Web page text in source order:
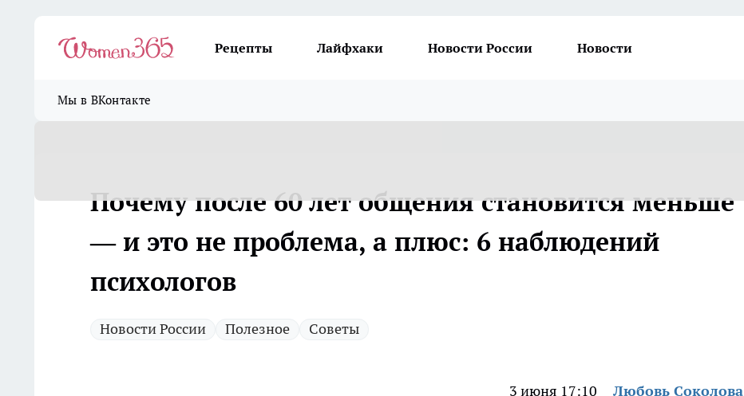
Рецепты Лайфхаки Новости России Новости
Мы в ВКонтакте
Почему после 60 лет общения становится меньше
— и это не проблема, а плюс: 6 наблюдений
психологов
Новости России Полезное Советы
3 июня 17:10 Любовь Соколова